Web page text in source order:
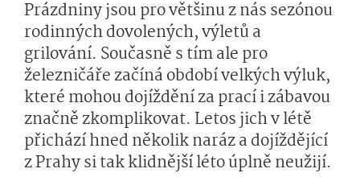
Prázdniny jsou pro většinu z nás sezónou
rodinných dovolených, výletů a
grilování. Současně s tím ale pro
železničáře začíná období velkých výluk,
které mohou dojíždění za prací i zábavou
značně zkomplikovat. Letos jich v létě
přichází hned několik naráz a dojíždějící
z Prahy si tak klidnější léto úplně neužijí.